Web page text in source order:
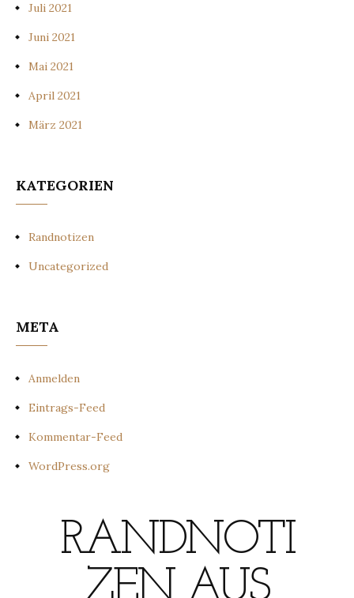
Juli 2021
Juni 2021
Mai 2021
April 2021
März 2021
KATEGORIEN
Randnotizen
Uncategorized
META
Anmelden
Eintrags-Feed
Kommentar-Feed
WordPress.org
RANDNOTI
ZEN AUS